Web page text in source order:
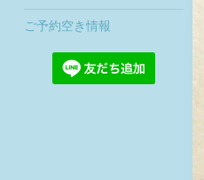
ご予約空き情報